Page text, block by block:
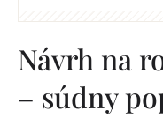
Návrh na
– súdny